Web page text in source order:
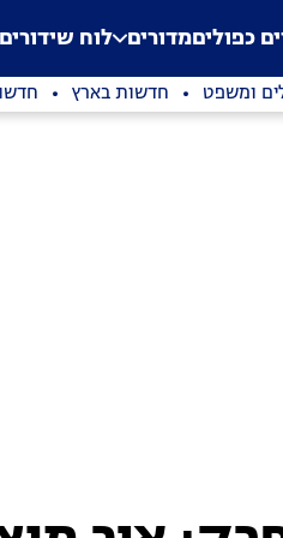
Application error: a
. כפוליםמדורים לוח שידורים
ומשפט חדשות בארץ